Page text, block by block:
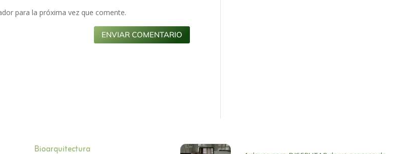
para la próxima vez que comente.
Bioarquitectura